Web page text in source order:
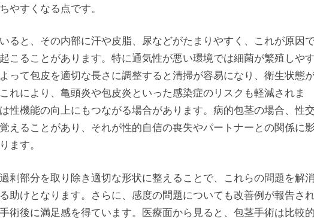
やすくなる点です。
ると、その内部に汗や皮脂、尿などがたまりやすく、これが原因
こることがあります。特に通気性が悪い環境では細菌が繁殖しやす
って包皮を適切な長さに調整すると清掃が容易になり、衛生状態
れにより、亀頭炎や包皮炎といった感染症のリスクも軽減されま
性機能の向上にもつながる場合があります。病的包茎の場合、性交
えることがあり、それが性的自信の喪失やパートナーとの関係に影
ます。
剰部分を取り除き適切な形状に整えることで、これらの問題を解消
助けとなります。さらに、感度の問題についても改善例が報告さ
術後に満足感を得ています。医療面から見ると、包茎手術は比較的